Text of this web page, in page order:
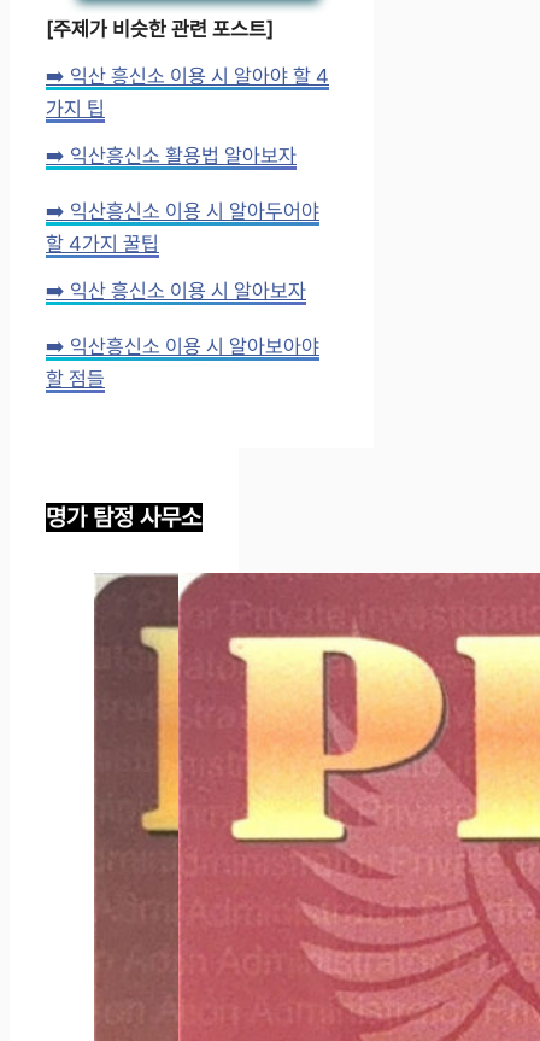
[주제가 비슷한 관련 포스트]
➡️ 익산 흥신소 이용 시 알아야 할 4
가지 팁
➡️ 익산흥신소 활용법 알아보자
➡️ 익산흥신소 이용 시 알아두어야
할 4가지 꿀팁
➡️ 익산 흥신소 이용 시 알아보자
➡️ 익산흥신소 이용 시 알아보아야
할 점들
명가 탐정 사무소